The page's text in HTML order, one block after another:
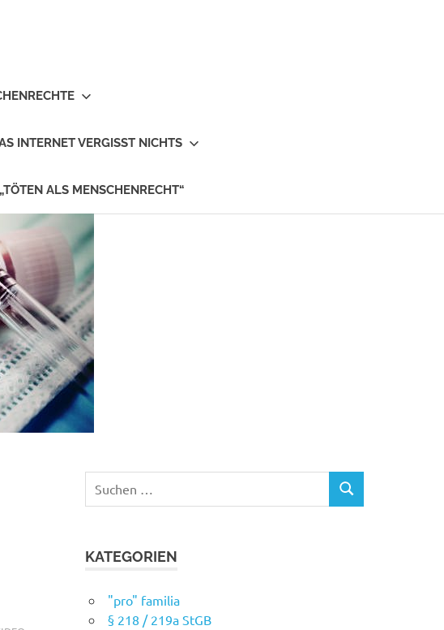
INTERNET VERGISST NICHTS
ALS MENSCHENRECHT“
Suchen
SUCHEN
KATEGORIEN
"pro" familia
§ 218 / 219a StGB